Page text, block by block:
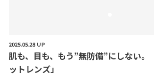
2025.05.28 UP
肌も、 目も、 もう”無防備”にしない。
ッ ト レンズ」